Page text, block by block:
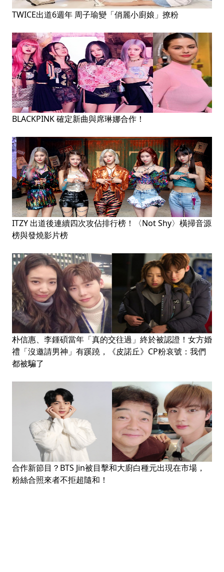
TWICE出道6週年 周子瑜變「俏麗小廚娘」撩粉
BLACKPINK 確定新曲與席琳娜合作！
ITZY 出道後連續四次攻佔排行榜！〈Not Shy〉橫掃音源
榜與發燒影片榜
朴信惠、李鍾碩當年「真的交往過」終於被認證！女方婚
禮「沒邀請男神」有蹊蹺，《皮諾丘》CP粉哀號：我們
都被騙了
合作新節目？BTS Jin被目擊和大廚白種元出現在市場，
粉絲合照來者不拒超隨和！